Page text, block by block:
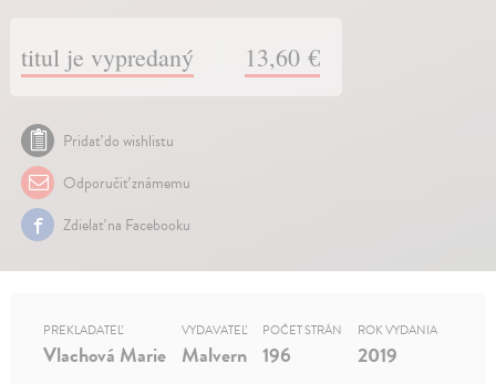
titul je vypredaný 13,60 €
Pridať do wishlistu
Odporučiť známemu
Zdielať na Facebooku
PREKLADATEĽ
Vlachová Marie
VYDAVATEĽ
Malvern
POČET STRÁN
196
ROK VYDANIA
2019